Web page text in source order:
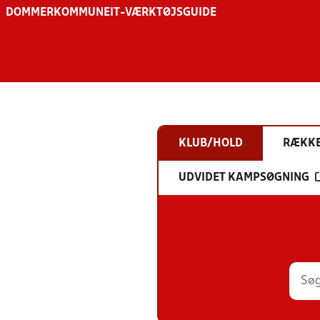
DOMMER KOMMUNE IT-VÆRKTØJSGUIDE
KLUB/HOLD
UDVIDET KAMPSØGNING